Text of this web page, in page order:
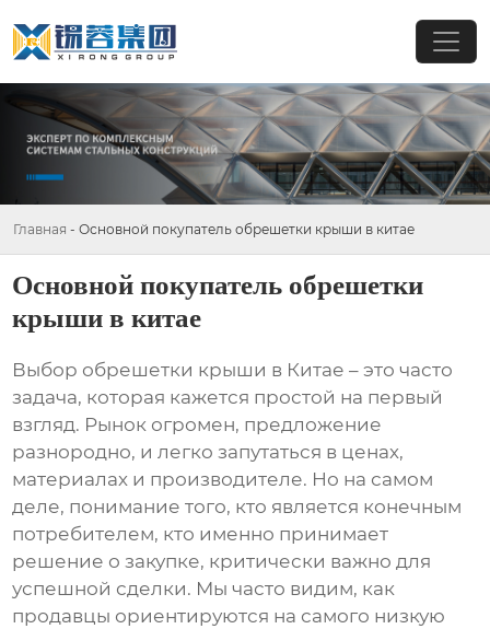
Главная - Основной покупатель обрешетки крыши в китае
Основной покупатель обрешетки
крыши в китае
Выбор обрешетки крыши в Китае – это часто
задача, которая кажется простой на первый
взгляд. Рынок огромен, предложение
разнородно, и легко запутаться в ценах,
материалах и производителе. Но на самом
деле, понимание того, кто является конечным
потребителем, кто именно принимает
решение о закупке, критически важно для
успешной сделки. Мы часто видим, как
продавцы ориентируются на самого низкую